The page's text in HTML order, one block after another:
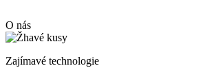
O nás
Zajímavé technologie